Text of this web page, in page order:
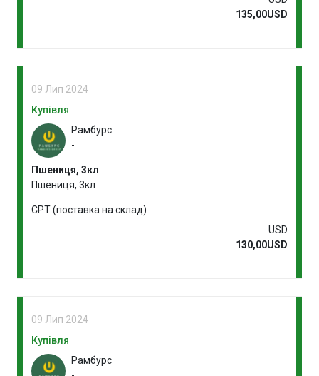
135,00USD
09 Лип 2024
Купівля
Рамбурс
-
Пшениця, 3кл
Пшениця, 3кл
CPT (поставка на склад)
USD
130,00USD
09 Лип 2024
Купівля
Рамбурс